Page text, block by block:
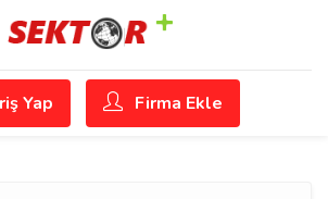
Yap Firma Ekle